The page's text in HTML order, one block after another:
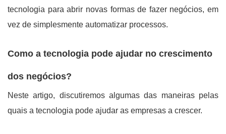
tecnologia para abrir novas formas de fazer negócios, em
vez de simplesmente automatizar processos.
Como a tecnologia pode ajudar no crescimento
dos negócios?
Neste artigo, discutiremos algumas das maneiras pelas
quais a tecnologia pode ajudar as empresas a crescer.